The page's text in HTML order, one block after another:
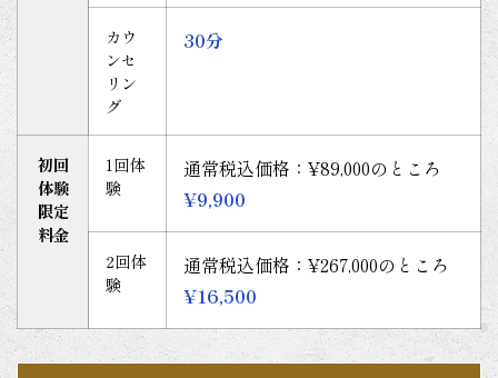
カウ
ンセ
リン
グ
30分
初回
体験
限定
料金
1回体
験
通常税込価格：¥89,000のところ
¥9,900
2回体
験
通常税込価格：¥267,000のところ
¥16,500